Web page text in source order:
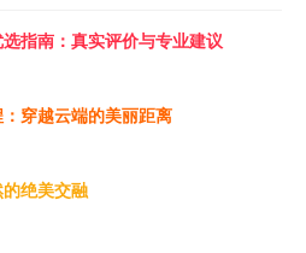
指南：真实评价与专业建议
穿越云端的美丽距离
绝美交融